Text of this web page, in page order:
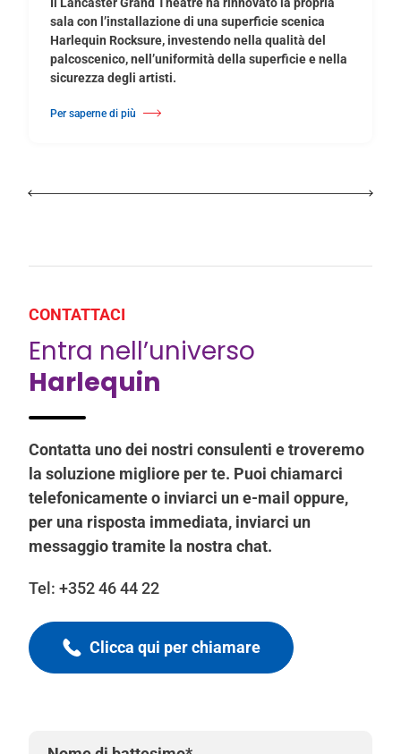
sala con l’installazione di una superficie scenica
Harlequin Rocksure, investendo nella qualità del
palcoscenico, nell’uniformità della superficie e nella
sicurezza degli artisti.
Per saperne di più
Di Il Lancaster Grand Theatre rinnova la superficie del palcoscenico con
CONTATTACI
Entra nell’universo
Harlequin
Contatta uno dei nostri consulenti e troveremo
la soluzione migliore per te. Puoi chiamarci
telefonicamente o inviarci un e-mail oppure,
per una risposta immediata, inviarci un
messaggio tramite la nostra chat.
Tel: +352 46 44 22
Clicca qui per chiamare